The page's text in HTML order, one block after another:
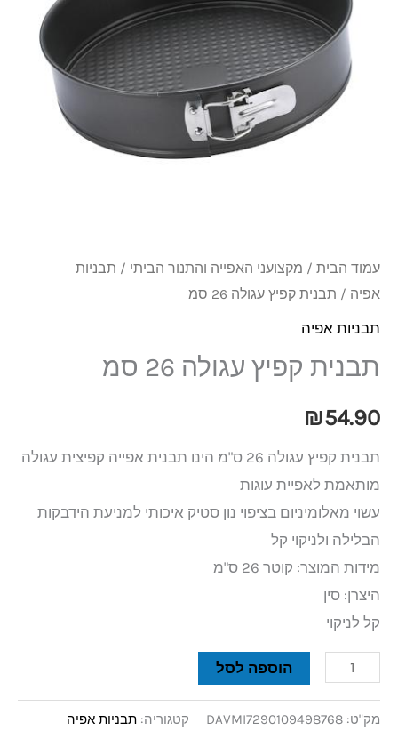
עמוד הבית / מקצועני האפייה והתנור הביתי / תבניות
אפיה / תבנית קפיץ עגולה 26 סמ
תבניות אפיה
תבנית קפיץ עגולה 26 סמ
₪54.90
תבנית קפיץ עגולה 26 ס"מ הינו תבנית אפייה קפיצית עגולה
מותאמת לאפיית עוגות
עשוי מאלומיניום בציפוי נון סטיק איכותי למניעת הידבקות
הבלילה ולניקוי קל
מידות המוצר: קוטר 26 ס"מ
היצרן: סין
קל לניקוי
הוספה לסל
מק"ט: DAVMI7290109498768 קטגוריה: תבניות אפיה